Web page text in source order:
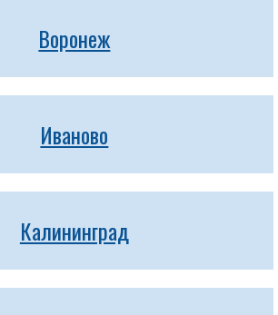
Воронеж
Иваново
Калининград